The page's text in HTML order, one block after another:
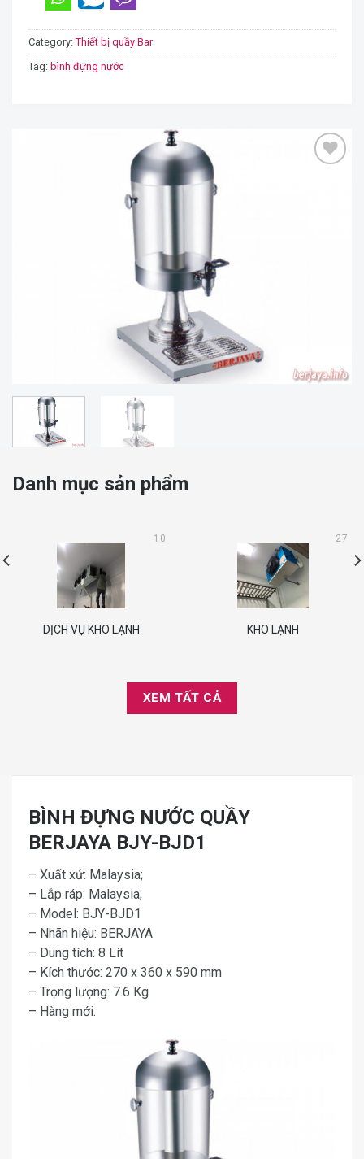
Category: Thiết bị quầy Bar
Tag: bình đựng nước
Danh mục sản phẩm
DỊCH VỤ KHO LẠNH
10
KHO LẠNH
27
XEM TẤT CẢ
BÌNH ĐỰNG NƯỚC QUẦY
BERJAYA BJY-BJD1
– Xuất xứ: Malaysia;
– Lắp ráp: Malaysia;
– Model: BJY-BJD1
– Nhãn hiệu: BERJAYA
– Dung tích: 8 Lít
– Kích thước: 270 x 360 x 590 mm
– Trọng lượng: 7.6 Kg
– Hàng mới.